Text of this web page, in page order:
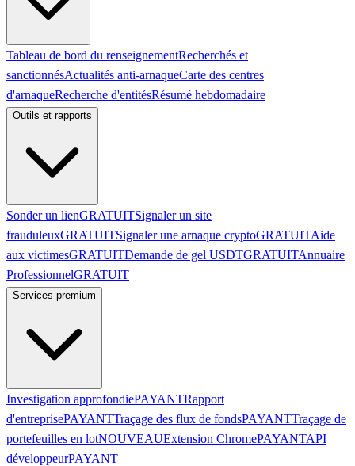
Tableau de bord du renseignementRecherchés et
sanctionnésActualités anti-arnaqueCarte des centres
d'arnaqueRecherche d'entitésRésumé hebdomadaire
Outils et rapports
Sonder un lienGRATUITSignaler un site
frauduleuxGRATUITSignaler une arnaque cryptoGRATUITAide
aux victimesGRATUITDemande de gel USDTGRATUITAnnuaire
ProfessionnelGRATUIT
Services premium
Investigation approfondiePAYANTRapport
d'entreprisePAYANTTraçage des flux de fondsPAYANTTraçage de
portefeuilles en lotNOUVEAUExtension ChromePAYANTAPI
développeurPAYANT